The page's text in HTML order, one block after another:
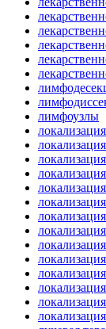
лимфоузлы
локализация